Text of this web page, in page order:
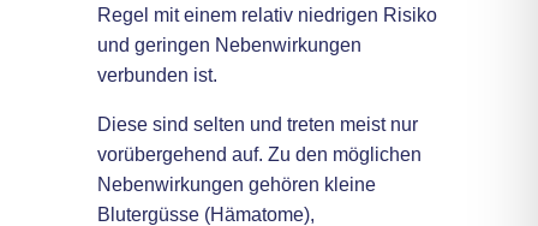
Regel mit einem relativ niedrigen Risiko
und geringen Nebenwirkungen
verbunden ist.
Diese sind selten und treten meist nur
vorübergehend auf. Zu den möglichen
Nebenwirkungen gehören kleine
Blutergüsse (Hämatome),